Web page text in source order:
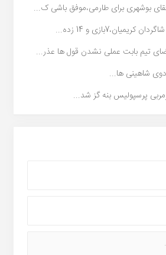
بوشهری برای طارمی،موفق باشی ک...
و 14 زده...
تیم بابت عملی نشدن قول ها عذر...
شاهینی ها...
پرسپولیس بنه گز شد...